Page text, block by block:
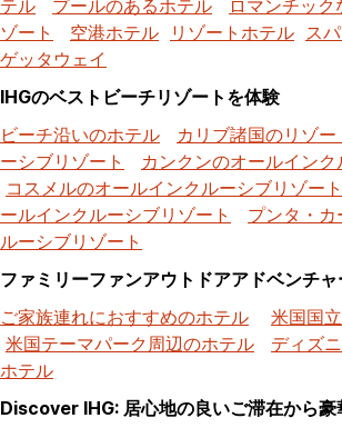
テル プールのあるホテル ロマンチック
ゾート
空港ホテル リゾートホテル ス
ゲッタウェイ
IHGのベストビーチリゾートを体験
ビーチ沿いのホテル
カリブ諸国のリゾー
ーシブリゾート
カンクンのオールインク
コスメルのオールインクルーシブリゾート
ールインクルーシブリゾート
プンタ・カ
ルーシブリゾート
ファミリーファンアウトドアアドベンチャ
ご家族連れにおすすめのホテル
米国国
米国テーマパーク周辺のホテル
ディズ
ホテル
Discover IHG: 居心地の良いご滞在から豪